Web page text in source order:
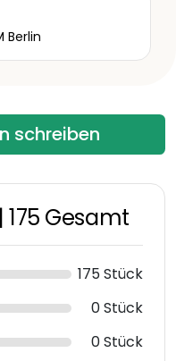
Berlin
schreiben
|175 Gesamt
175 Stück
0 Stück
0 Stück